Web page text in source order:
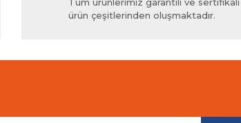
ürün çeşitlerinden oluşmaktadır.